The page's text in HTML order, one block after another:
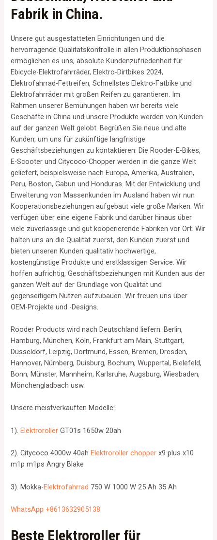
Fabrik in China.
Unsere gut ausgestatteten Einrichtungen und die
hervorragende Qualitätskontrolle in allen Produktionsphasen
ermöglichen es uns, absolute Kundenzufriedenheit für
Ebicycle-Elektrofahrräder, Elektro-Dirtbikes 2024,
Elektrofahrrad-Fettreifen, Schnellstes Elektro-Fatbike und
Elektrofahrräder mit großen Reifen zu garantieren. Im
Rahmen unserer Bemühungen haben wir bereits viele
Geschäfte in China und unsere Produkte werden von Kunden
auf der ganzen Welt gelobt. Begrüßen Sie neue und alte
Kunden, um uns für zukünftige langfristige
Geschäftsbeziehungen zu kontaktieren. Die Rooder-E-Bikes,
E-Scooter und Citycoco-Chopper werden in die ganze Welt
geliefert, beispielsweise nach Europa, Amerika, Australien,
Peru, Boston, Gabun und Honduras. Mit der Entwicklung und
Erweiterung von Massenkunden im Ausland haben wir nun
Kooperationsbeziehungen aufgebaut viele große Marken. Wir
verfügen über eine eigene Fabrik und darüber hinaus über
viele zuverlässige und gut kooperierende Fabriken vor Ort. Wir
halten uns an die Qualität zuerst, den Kunden zuerst und
bieten unseren Kunden qualitativ hochwertige,
kostengünstige Produkte und erstklassigen Service. Wir
hoffen aufrichtig, Geschäftsbeziehungen mit Kunden aus der
ganzen Welt auf der Grundlage von Qualität und
gegenseitigem Nutzen aufzubauen. Wir freuen uns über
OEM-Projekte und -Designs.
Rooder Products wird nach Deutschland liefern: Berlin,
Hamburg, München, Köln, Frankfurt am Main, Stuttgart,
Düsseldorf, Leipzig, Dortmund, Essen, Bremen, Dresden,
Hannover, Nürnberg, Duisburg, Bochum, Wuppertal, Bielefeld,
Bonn, Münster, Mannheim, Karlsruhe, Augsburg, Wiesbaden,
Mönchengladbach usw.
Unsere meistverkauften Modelle:
1).Elektroroller GT01s 1650w 20ah
2). Citycoco 4000w 40ahElektroroller chopper x9 plus x10
m1p m1ps Angry Blake
3). Mokka-Elektrofahrrad 750 W 1000 W 25 Ah 35 Ah
WhatsApp +8613632905138
Beste Elektroroller für